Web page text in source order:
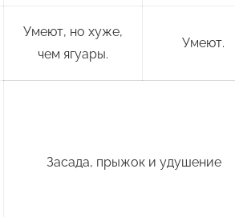
Умеют, но хуже,
чем ягуары.
Умеют.
Засада, прыжок и удушение